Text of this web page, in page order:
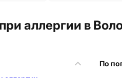
аллергии в
По